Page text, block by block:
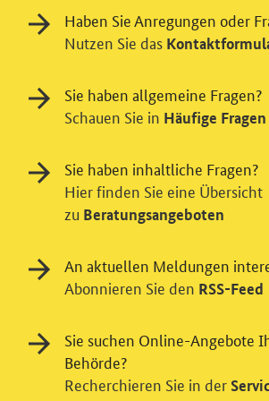
Einwilligung in Tracking
Wir bitten Sie an dieser Stelle um
verschiedene Zusatzdienste unserer
datenschutzfreundlicher Statistiken
unsere Öffentlichkeitsarbeit zu
können Sie in die Nutzung eines
Haben Sie Anregungen oder
Nutzen Sie das
Sie haben allgemeine Fragen?
Schauen Sie in Häufige Fragen
Sie haben inhaltliche Fragen?
Hier finden Sie eine Übersicht
zu Beratungsangeboten
An aktuellen Meldungen
Abonnieren Sie den RSS-Feed
Sie suchen Online-Angebote
Behörde?
Recherchieren Sie in der